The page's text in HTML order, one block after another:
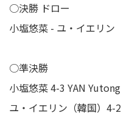
○決勝 ドロー
小塩悠菜 - ユ・イエリン
○準決勝
小塩悠菜 4-3 YAN Yutong
ユ・イエリン（韓国）4-